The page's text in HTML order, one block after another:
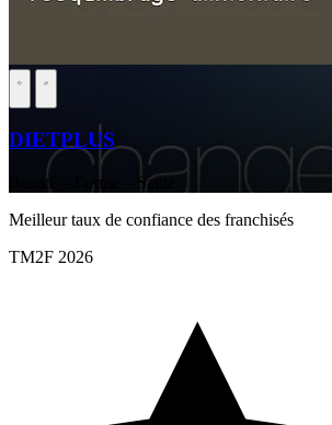
DIETPLUS
Beauté – Forme – Santé
Meilleur taux de confiance des franchisés
TM2F 2026